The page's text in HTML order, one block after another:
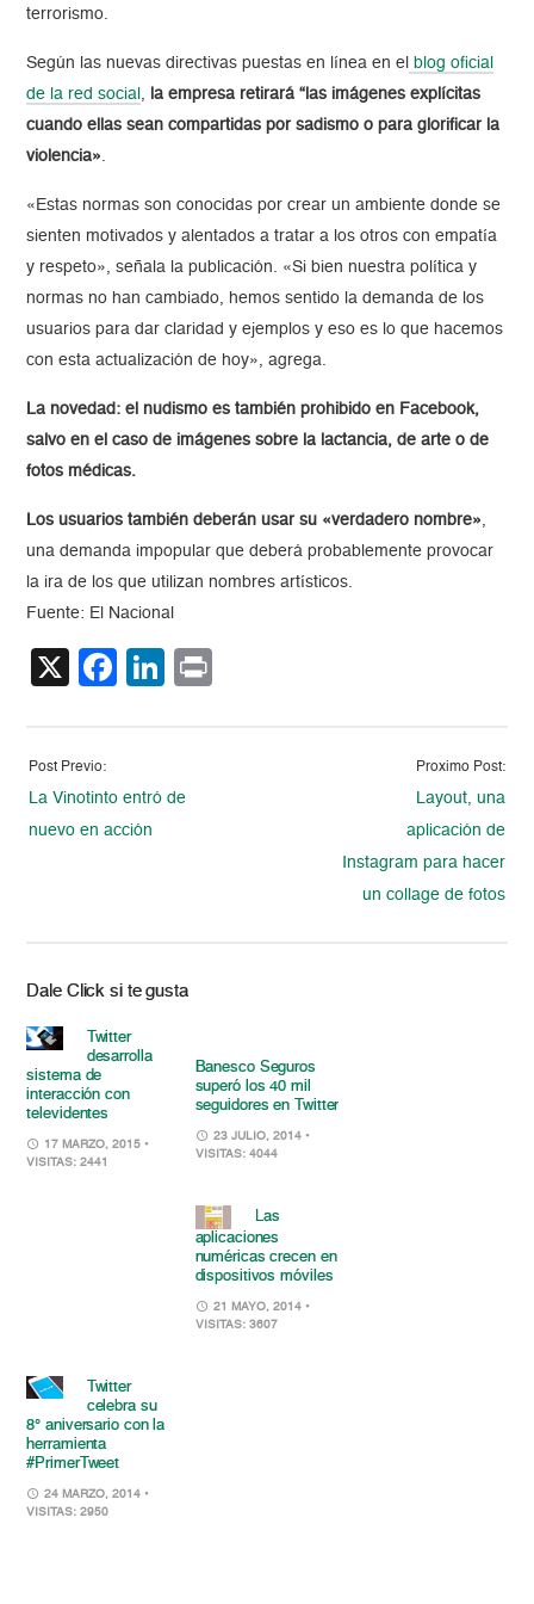
terrorismo.
Según las nuevas directivas puestas en línea en el
blog oficial
de la red social , la empresa retirará “las imágenes explícitas
cuando ellas sean compartidas por sadismo o para glorificar la
violencia».
«Estas normas son conocidas por crear un ambiente donde se
sienten motivados y alentados a tratar a los otros con empatía
y respeto», señala la publicación. «Si bien nuestra política y
normas no han cambiado, hemos sentido la demanda de los
usuarios para dar claridad y ejemplos y eso es lo que hacemos
con esta actualización de hoy», agrega.
La novedad: el nudismo es también prohibido en Facebook,
salvo en el caso de imágenes sobre la lactancia, de arte o de
fotos médicas.
Los usuarios también deberán usar su «verdadero nombre»,
una demanda impopular que deberá probablemente provocar
la ira de los que utilizan nombres artísticos.
Fuente: El Nacional
X Facebook
LinkedIn
Post Previo:
La Vinotinto entró de
nuevo en acción
Proximo Post:
Layout, una
aplicación de
Instagram para hacer
un collage de fotos
Dale Click si te gusta
Twitter
desarrolla
sistema de
interacción con
televidentes
17 MARZO, 2015 •
VISITAS: 2441
Banesco Seguros
superó los 40 mil
seguidores en Twitter
23 JULIO, 2014 •
VISITAS: 4044
Las
aplicaciones
numéricas crecen en
dispositivos móviles
21 MAYO, 2014 •
VISITAS: 3607
Twitter
celebra su
8° aniversario con la
herramienta
#PrimerTweet
24 MARZO, 2014 •
VISITAS: 2950